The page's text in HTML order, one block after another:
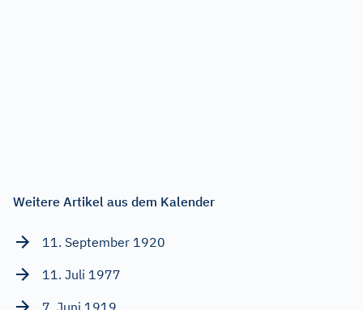
Weitere Artikel aus dem Kalender
11. September 1920
11. Juli 1977
7. Juni 1919